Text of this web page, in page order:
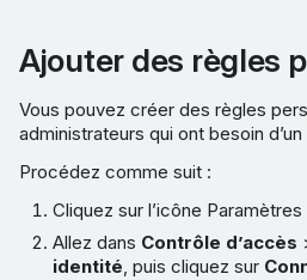
Ajouter des règles
Vous pouvez créer des règles
administrateurs qui ont besoin
Procédez comme suit :
Cliquez sur l’icône
Allez dans Contrôle d’accès
identité, puis cliquez sur